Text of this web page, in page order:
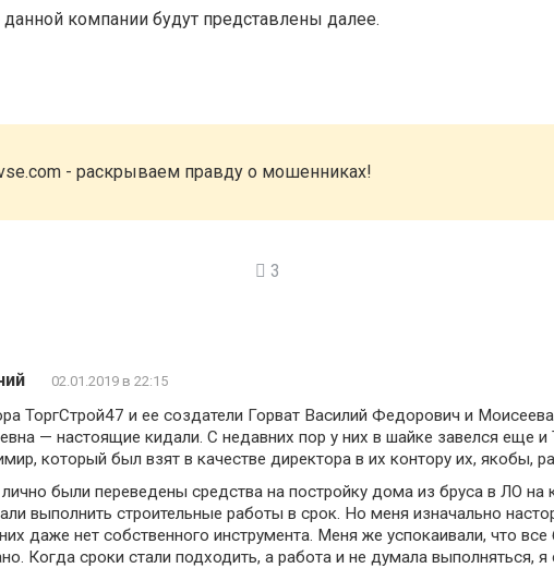
компании будут представлены далее.
- раскрываем правду о мошенниках!
3
02.01.2019 в 22:15
ТоргСтрой47 и ее создатели Горват Василий Федорович и
— настоящие кидали. С недавних пор у них в шайке завелся еще и
который был взят в качестве директора в их контору их, якобы,
были переведены средства на постройку дома из бруса в ЛО на
выполнить строительные работы в срок. Но меня изначально
даже нет собственного инструмента. Меня же успокаивали, что все
Когда сроки стали подходить, а работа и не думала выполняться, я